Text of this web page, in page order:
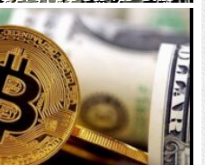
۱۴۰۵ | بیت‌کوین این مرز